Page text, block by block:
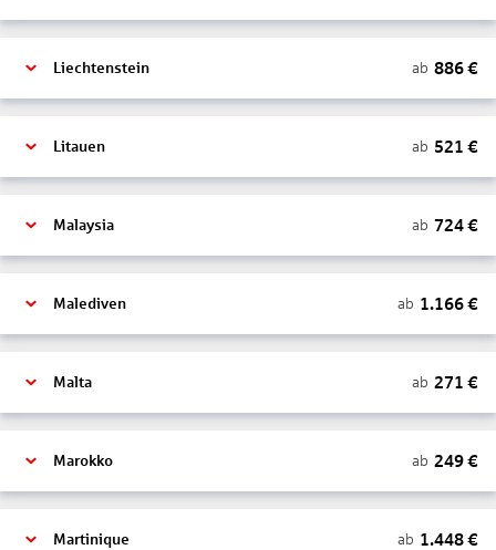
Liechtenstein ab 886€
Litauen ab 521 €
Malaysia ab 724€
Malediven ab 1.166€
Malta ab 271 €
Marokko ab 249€
Martinique ab 1.448€